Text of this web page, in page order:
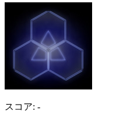
スコア: -